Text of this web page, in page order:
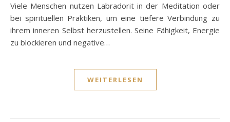
Viele Menschen nutzen Labradorit in der Meditation oder
bei spirituellen Praktiken, um eine tiefere Verbindung zu
ihrem inneren Selbst herzustellen. Seine Fähigkeit, Energie
zu blockieren und negative…
WEITERLESEN